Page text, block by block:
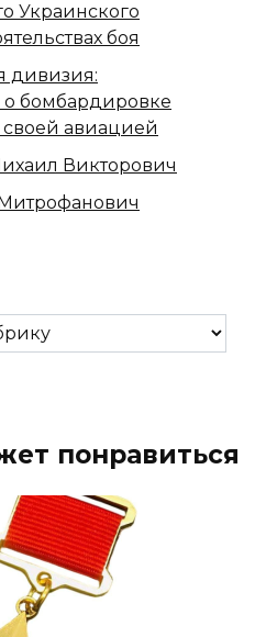
Украинского
боя
дивизия:
о бомбардировке
авиацией
Викторович
понравиться